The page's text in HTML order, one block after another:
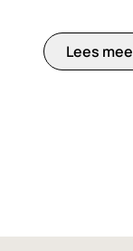
Lees